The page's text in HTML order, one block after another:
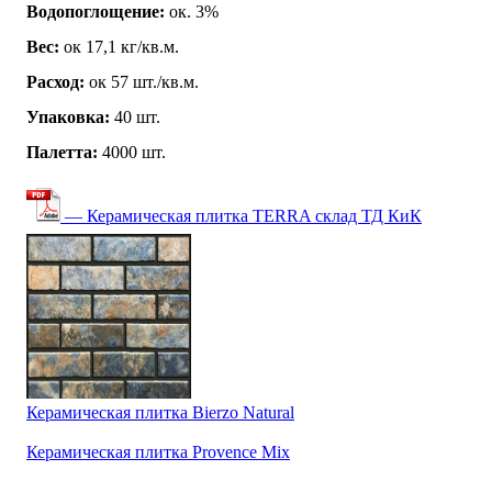
Водопоглощение: ок. 3%
Вес: ок 17,1 кг/кв.м.
Расход: ок 57 шт./кв.м.
Упаковка: 40 шт.
Палетта: 4000 шт.
— Керамическая плитка TERRA склад ТД КиК
Керамическая плитка Bierzo Natural
Керамическая плитка Provence Mix